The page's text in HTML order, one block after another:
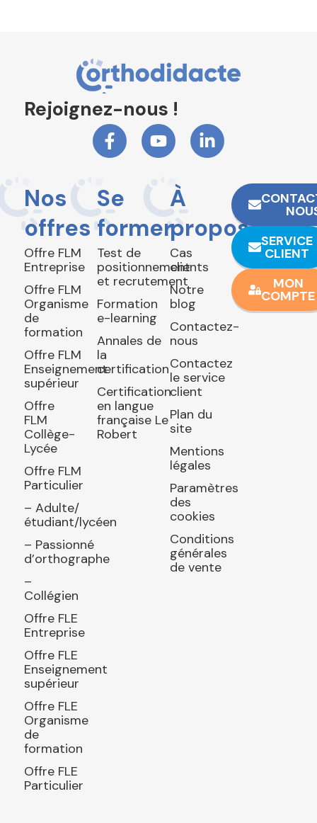
Rejoignez-nous !
Nos
offres
Offre FLM
Entreprise
Offre FLM
Organisme
de
formation
Offre FLM
Enseignement
supérieur
Offre
FLM
Collège-
Lycée
Offre FLM
Particulier
– Adulte/
étudiant/lycéen
– Passionné
d’orthographe
–
Collégien
Offre FLE
Entreprise
Offre FLE
Enseignement
supérieur
Offre FLE
Organisme
de
formation
Offre FLE
Particulier
Se
former
Test de
positionnement
et recrutement
Formation
e-learning
Annales de
la
certification
Certification
en langue
française Le
Robert
À
propos
Cas
clients
Notre
blog
Contactez-
nous
Contactez
le service
client
Plan du
site
Mentions
légales
Paramètres
des
cookies
Conditions
générales
de vente
SERVICE
CLIENT
MON
COMPTE